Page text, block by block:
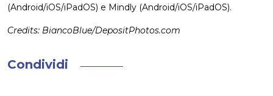
(Android/iOS/iPadOS) e Mindly (Android/iOS/iPadOS).
Credits: BiancoBlue/DepositPhotos.com
Condividi